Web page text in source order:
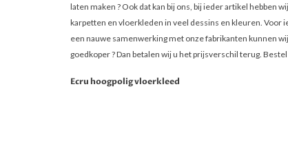
laten maken ? Ook dat kan bij ons, bij ieder artikel hebben
karpetten en vloerkleden in veel dessins en kleuren. Voor
een nauwe samenwerking met onze fabrikanten kunnen
goedkoper ? Dan betalen wij u het prijsverschil terug.
Ecru hoogpolig vloerkleed